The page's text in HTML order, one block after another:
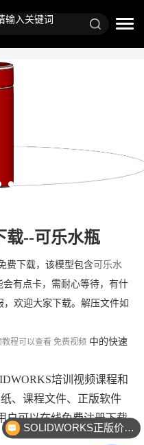
载--可乐水瓶
费下载，该模型包含可乐水
会有点卡，需耐心等待，有什
欢迎大家下载。解压文件如
程可以查看 免费视频 中的快速
培训视频课程和
、课程文件、正版软件
户可以在线免费注册下载
SOLIDWORKS正版价格？